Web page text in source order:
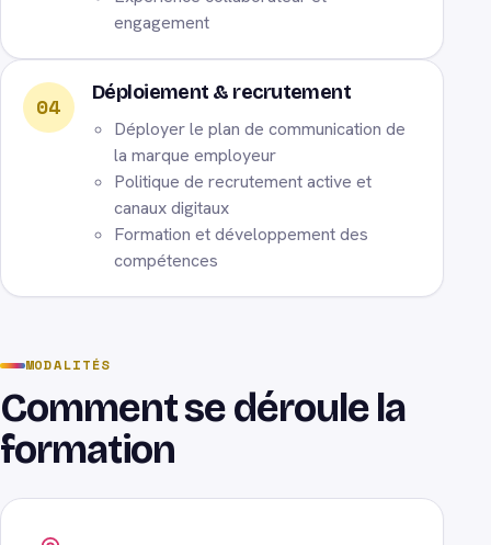
engagement
04
Déploiement & recrutement
Déployer le plan de communication de
la marque employeur
Politique de recrutement active et
canaux digitaux
Formation et développement des
compétences
MODALITÉS
Comment se déroule la
formation